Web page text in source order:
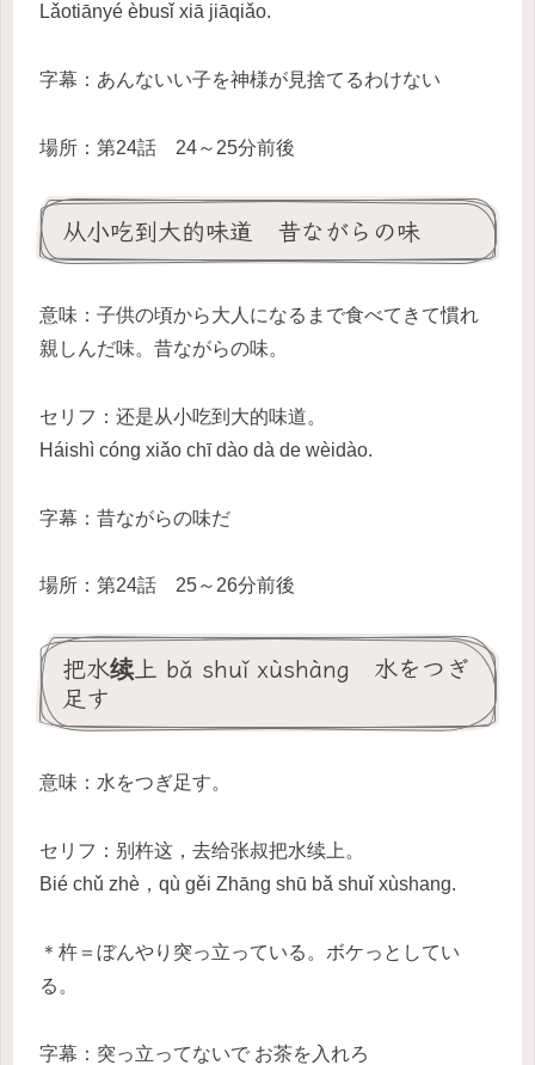
Lǎotiānyé èbusǐ xiā jiāqiǎo.
字幕：あんないい子を神様が見捨てるわけない
場所：第24話 24～25分前後
从小吃到大的味道 昔ながらの味
意味：子供の頃から大人になるまで食べてきて慣れ
親しんだ味。昔ながらの味。
セリフ：还是从小吃到大的味道。
Háishì cóng xiǎo chī dào dà de wèidào.
字幕：昔ながらの味だ
場所：第24話 25～26分前後
把水续上 bǎ shuǐ xùshàng 水をつぎ
足す
意味：水をつぎ足す。
セリフ：别杵这，去给张叔把水续上。
Bié chǔ zhè，qù gěi Zhāng shū bǎ shuǐ xùshang.
＊杵＝ぼんやり突っ立っている。ボケっとしてい
る。
字幕：突っ立ってないで お茶を入れろ